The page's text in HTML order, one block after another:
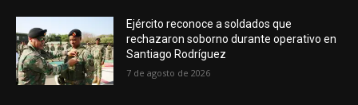
Ejército reconoce a soldados que
rechazaron soborno durante operativo en
Santiago Rodríguez
7 de agosto de 2026